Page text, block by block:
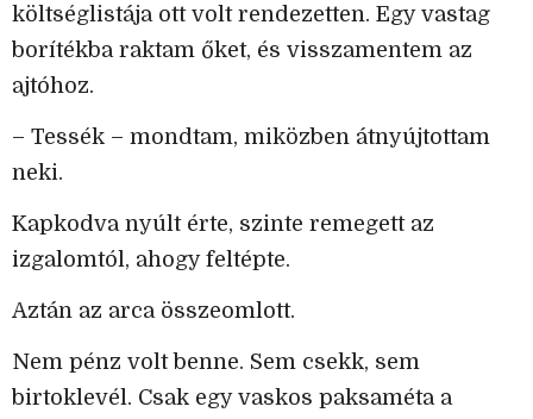
költséglistája ott volt rendezetten. Egy vastag
borítékba raktam őket, és visszamentem az
ajtóhoz.
– Tessék – mondtam, miközben átnyújtottam
neki.
Kapkodva nyúlt érte, szinte remegett az
izgalomtól, ahogy feltépte.
Aztán az arca összeomlott.
Nem pénz volt benne. Sem csekk, sem
birtoklevél. Csak egy vaskos paksaméta a